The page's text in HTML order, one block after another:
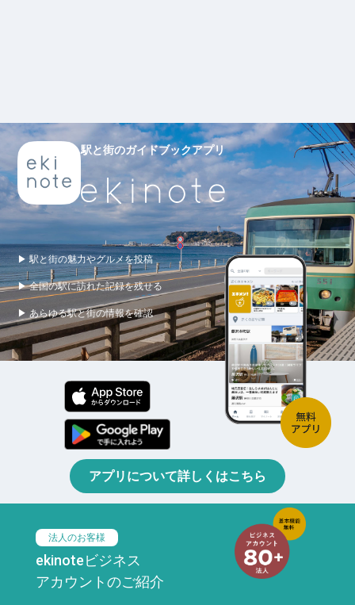
駅と街のガイドブックアプリ
▶ 駅と街の魅力やグルメを投稿
▶ 全国の駅に訪れた記録を残せる
▶ あらゆる駅と街の情報を確認
アプリについて詳しくはこちら
法人のお客様
ekinoteビジネス
アカウントのご紹介